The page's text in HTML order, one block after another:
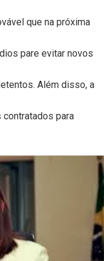
que na próxima
pare evitar novos
Além disso, a
para